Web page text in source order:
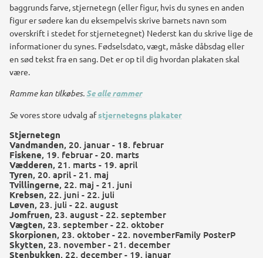
baggrunds farve, stjernetegn (eller figur, hvis du synes en anden
figur er sødere kan du eksempelvis skrive barnets navn som
overskrift i stedet for stjernetegnet) Nederst kan du skrive lige de
informationer du synes. Fødselsdato, vægt, måske dåbsdag eller
en sød tekst fra en sang. Det er op til dig hvordan plakaten skal
være.
Ramme kan tilkøbes. Se alle rammer
Se vores store udvalg afstjernetegns plakater
Stjernetegn
Vandmanden, 20. januar - 18. februar
Fiskene, 19. februar - 20. marts
Vædderen, 21. marts - 19. april
Tyren, 20. april - 21. maj
Tvillingerne, 22. maj - 21. juni
Krebsen, 22. juni - 22. juli
Løven, 23. juli - 22. august
Jomfruen, 23. august - 22. september
Vægten, 23. september - 22. oktober
Skorpionen, 23. oktober - 22. novemberFamily PosterP
Skytten, 23. november - 21. december
Stenbukken, 22. december - 19. januar